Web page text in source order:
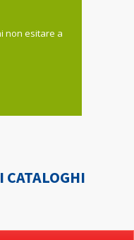
non esitare a
CATALOGHI